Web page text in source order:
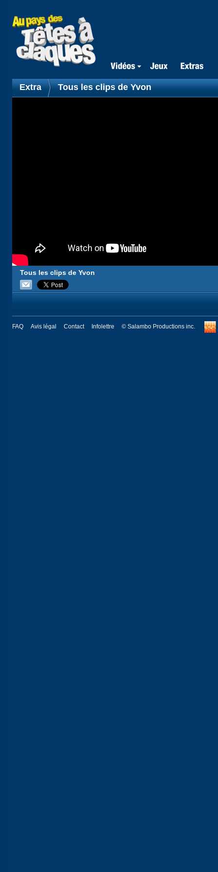
Extra Tous les clips de Yvon
Tous les clips de Yvon
FAQ Avis légal Contact Infolettre © Salambo Productions inc.